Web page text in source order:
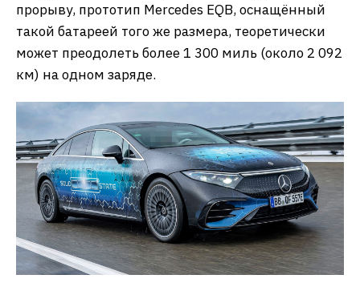
прорыву, прототип Mercedes EQB, оснащённый
такой батареей того же размера, теоретически
может преодолеть более 1 300 миль (около 2 092
км) на одном заряде.